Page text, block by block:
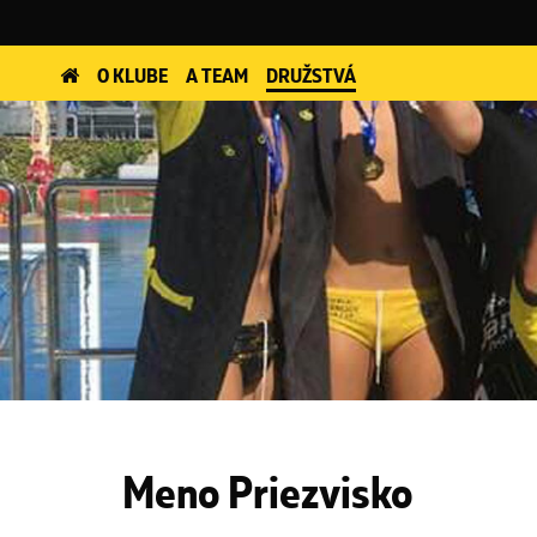
O KLUBE A TEAM DRUŽSTVÁ
Meno Priezvisko